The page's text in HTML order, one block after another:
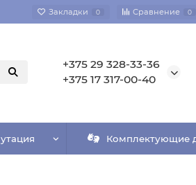
Закладки 0 Сравнение 0
+375 29 328-33-36
+375 17 317-00-40
Комплектующие